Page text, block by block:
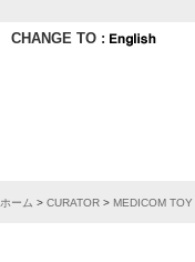
CHANGE TO :
ホーム > CURATOR > MEDICOM TOY